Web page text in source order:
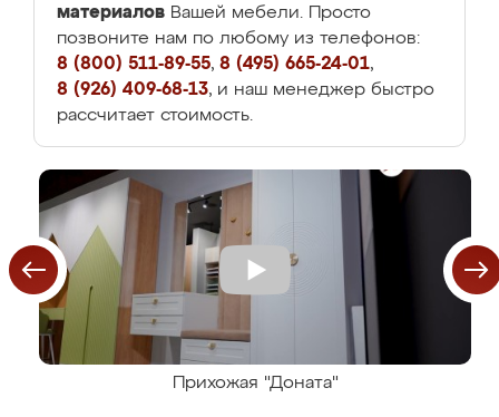
материалов Вашей мебели. Просто
позвоните нам по любому из телефонов:
8 (800) 511-89-55, 8 (495) 665-24-01,
8 (926) 409-68-13, и наш менеджер быстро
рассчитает стоимость.
Прихожая "Доната"